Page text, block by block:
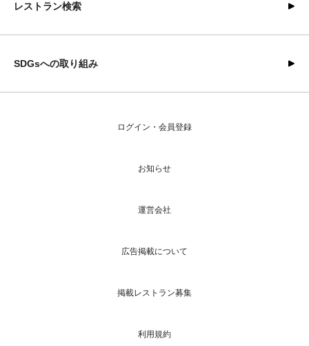
レストラン検索
SDGsへの取り組み
ログイン・会員登録
お知らせ
運営会社
広告掲載について
掲載レストラン募集
利用規約